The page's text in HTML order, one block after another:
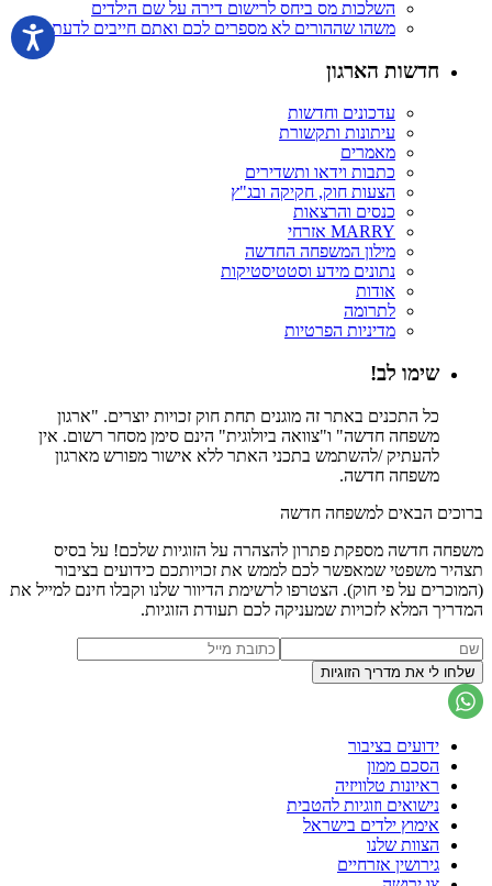
השלכות מס ביחס לרישום דירה על שם הילדים
משהו שההורים לא מספרים לכם ואתם חייבים לדעת
חדשות הארגון
עדכונים וחדשות
עיתונות ותקשורת
מאמרים
כתבות וידאו ותשדירים
הצעות חוק, חקיקה ובג"ץ
כנסים והרצאות
MARRY אזרחי
מילון המשפחה החדשה
נתונים מידע וסטטיסטיקות
אודות
לתרומה
מדיניות הפרטיות
שימו לב!
כל התכנים באתר זה מוגנים תחת חוק זכויות יוצרים. "ארגון
משפחה חדשה" ו"צוואה ביולוגית" הינם סימן מסחר רשום. אין
להעתיק /להשתמש בתכני האתר ללא אישור מפורש מארגון
משפחה חדשה.
ברוכים הבאים למשפחה חדשה
משפחה חדשה מספקת פתרון להצהרה על הזוגיות שלכם! על בסיס
תצהיר משפטי שמאפשר לכם לממש את זכויותכם כידועים בציבור
(המוכרים על פי חוק). הצטרפו לרשימת הדיוור שלנו וקבלו חינם למייל את
המדריך המלא לזכויות שמעניקה לכם תעודת הזוגיות.
ידועים בציבור
הסכם ממון
ראיונות טלוויזיה
נישואים וזוגיות להטבית
אימוץ ילדים בישראל
הצוות שלנו
גירושין אזרחיים